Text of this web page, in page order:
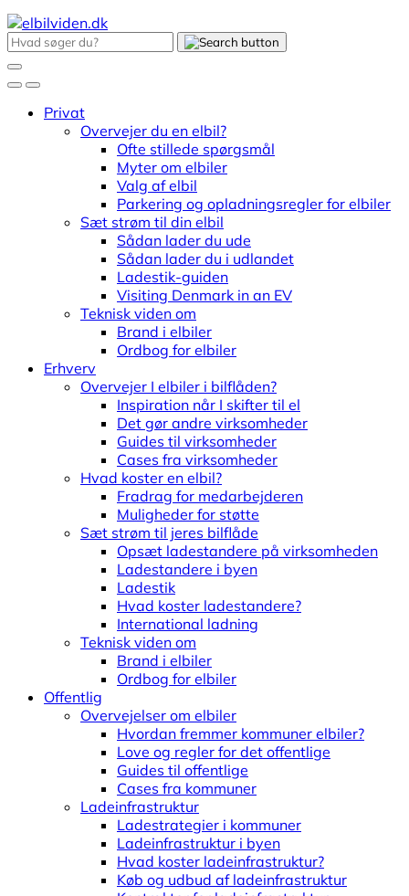
Privat
Overvejer du en elbil?
Ofte stillede spørgsmål
Myter om elbiler
Valg af elbil
Parkering og opladningsregler for elbiler
Sæt strøm til din elbil
Sådan lader du ude
Sådan lader du i udlandet
Ladestik-guiden
Visiting Denmark in an EV
Teknisk viden om
Brand i elbiler
Ordbog for elbiler
Erhverv
Overvejer I elbiler i bilflåden?
Inspiration når I skifter til el
Det gør andre virksomheder
Guides til virksomheder
Cases fra virksomheder
Hvad koster en elbil?
Fradrag for medarbejderen
Muligheder for støtte
Sæt strøm til jeres bilflåde
Opsæt ladestandere på virksomheden
Ladestandere i byen
Ladestik
Hvad koster ladestandere?
International ladning
Teknisk viden om
Brand i elbiler
Ordbog for elbiler
Offentlig
Overvejelser om elbiler
Hvordan fremmer kommuner elbiler?
Love og regler for det offentlige
Guides til offentlige
Cases fra kommuner
Ladeinfrastruktur
Ladestrategier i kommuner
Ladeinfrastruktur i byen
Hvad koster ladeinfrastruktur?
Køb og udbud af ladeinfrastruktur